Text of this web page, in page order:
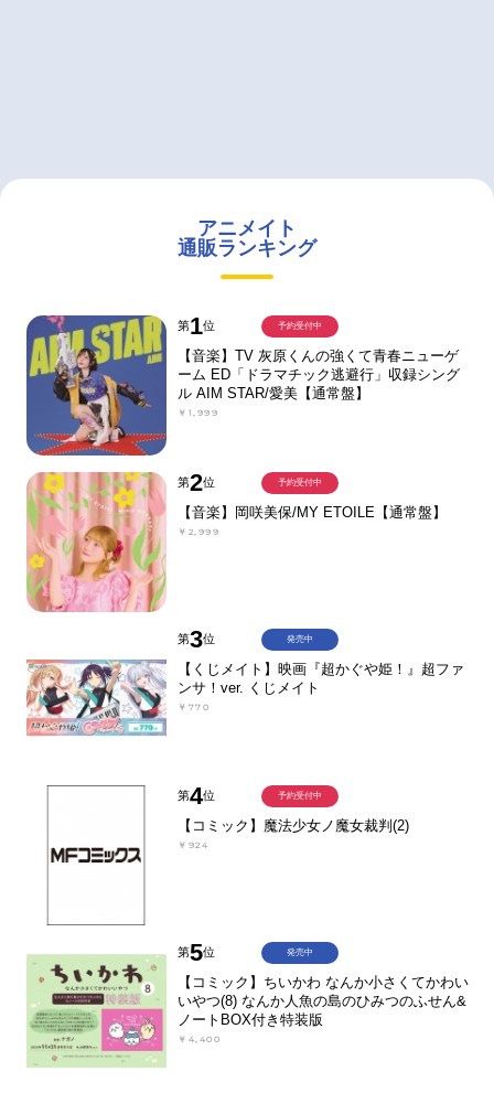
アニメイト
通販ランキング
第1位
【音楽】TV 灰原くんの強くて青春ニューゲ
ーム ED「ドラマチック逃避行」収録シング
ル AIM STAR/愛美【通常盤】
￥1,999
予約受付中
第2位
【音楽】岡咲美保/MY ETOILE【通常盤】
￥2,999
予約受付中
第3位
【くじメイト】映画『超かぐや姫！』超ファ
ンサ！ver. くじメイト
￥770
発売中
第4位
【コミック】魔法少女ノ魔女裁判(2)
￥924
予約受付中
第5位
【コミック】ちいかわ なんか小さくてかわい
いやつ(8) なんか人魚の島のひみつのふせん&
ノートBOX付き特装版
￥4,400
発売中